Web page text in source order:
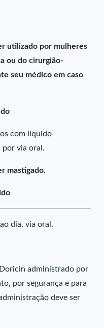
utilizado por mulheres
ou do cirurgião-
seu médico em caso
com líquido
por via oral.
mastigado.
dia, via oral.
administrado por
por segurança e para
deve ser